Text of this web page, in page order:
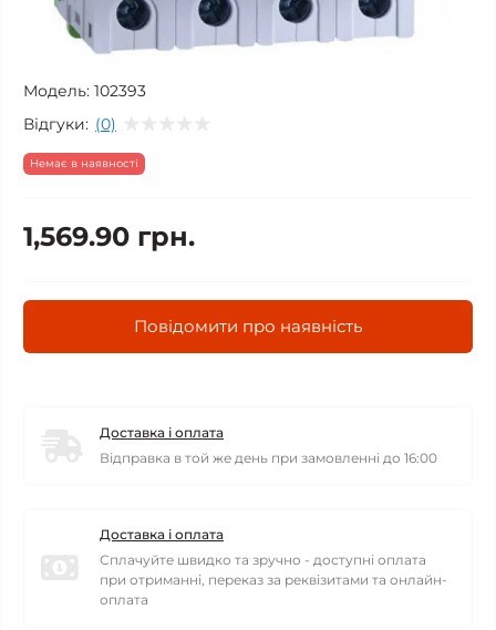
Модель: 102393
Відгуки: (0)
Немає в наявності
1,569.90 грн.
Повідомити про наявність
Доставка і оплата
Відправка в той же день при замовленні до 16:00
Доставка і оплата
Сплачуйте швидко та зручно - доступні оплата
при отриманні, переказ за реквізитами та онлайн-
оплата